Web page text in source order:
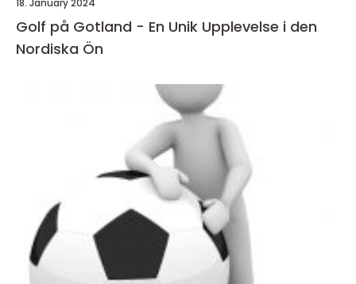
18. January 2024
Golf på Gotland - En Unik Upplevelse i den
Nordiska Ön